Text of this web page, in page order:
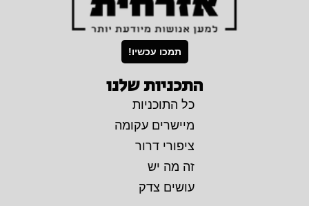
תמכו עכשיו!
התכניות שלנו
כל התוכניות
מיישרים עקומה
ציפורי דרור
זה מה יש
עושים צדק